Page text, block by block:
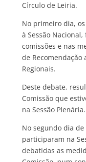
Círculo de Leiria.
No primeiro dia,
à Sessão
comissões e nas
de Recomendação
Regionais.
Deste debate,
Comissão que
na Sessão Plenária.
No segundo dia
participaram na
debatidas as